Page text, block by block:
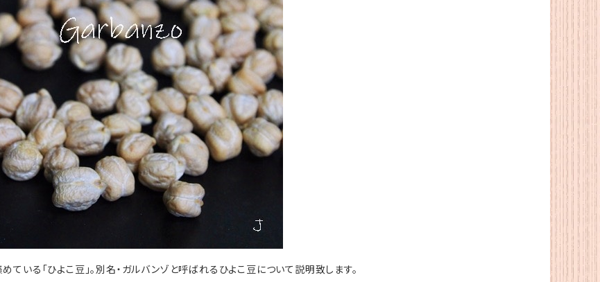
いる「ひよこ豆」。別名・ガルバンゾと呼ばれるひよこ豆について説明致します。